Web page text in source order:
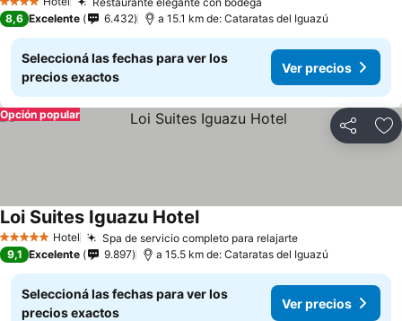
4 Estrellas
8,6 Excelente 6.432 a 15.1 km de: Cataratas del Iguazú
Seleccioná las fechas para ver los
precios exactos
Ver precios
Compartir
Opción popular
5 Estrellas Hotel Spa de servicio completo para relajarte
Loi Suites Iguazu Hotel
9,1 Excelente 9.897 a 15.5 km de: Cataratas del Iguazú
Seleccioná las fechas para ver los
precios exactos
Ver precios